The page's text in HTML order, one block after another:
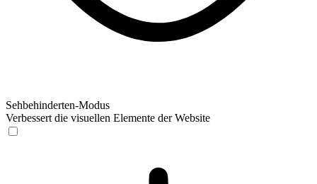
Sehbehinderten-Modus
Verbessert die visuellen Elemente der Website